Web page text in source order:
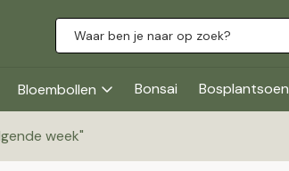
Bloembollen Bonsai Bosplantsoen
week"